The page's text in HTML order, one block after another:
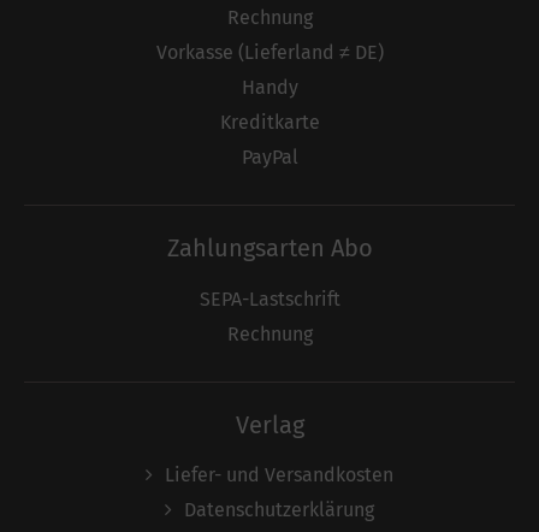
Rechnung
Vorkasse (Lieferland ≠ DE)
Handy
Kreditkarte
PayPal
Zahlungsarten Abo
SEPA-Lastschrift
Rechnung
Verlag
Liefer- und Versandkosten
Datenschutzerklärung